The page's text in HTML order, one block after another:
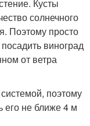
Кусты
солнечного
Поэтому просто
виноград
от ветра
поэтому
его не ближе 4 м